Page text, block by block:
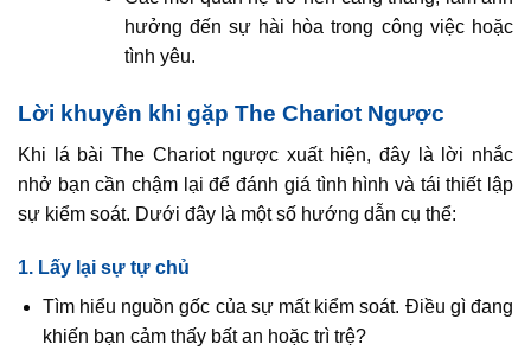
hưởng đến sự hài hòa trong công việc hoặc
tình yêu.
Lời khuyên khi gặp The Chariot Ngược
Khi lá bài The Chariot ngược xuất hiện, đây là lời nhắc
nhở bạn cần chậm lại để đánh giá tình hình và tái thiết lập
sự kiểm soát. Dưới đây là một số hướng dẫn cụ thể:
1. Lấy lại sự tự chủ
Tìm hiểu nguồn gốc của sự mất kiểm soát. Điều gì đang
khiến bạn cảm thấy bất an hoặc trì trệ?